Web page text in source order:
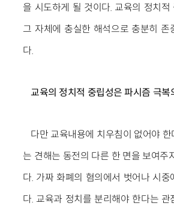
을 시도하게 될 것이다. 교육의 정치적
그 자체에 충실한 해석으로 충분히 존
다.
교육의 정치적 중립성은 파시즘 극복
다만 교육내용에 치우침이 없어야
는 견해는 동전의 다른 한 면을 보여주
다. 가짜 화폐의 혐의에서 벗어나 시중
다. 교육과 정치를 분리해야 한다는